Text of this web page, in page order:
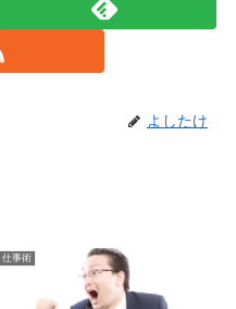
よしたけ
仕事術